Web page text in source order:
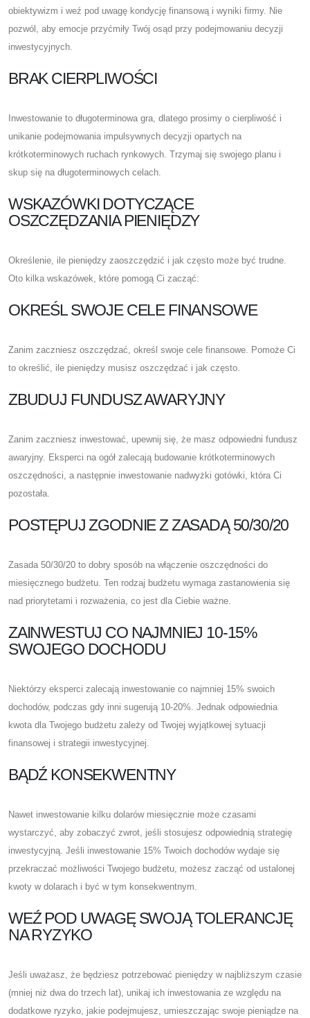
obiektywizm i weź pod uwagę kondycję finansową i wyniki firmy. Nie
pozwól, aby emocje przyćmiły Twój osąd przy podejmowaniu decyzji
inwestycyjnych.
BRAK CIERPLIWOŚCI
Inwestowanie to długoterminowa gra, dlatego prosimy o cierpliwość i
unikanie podejmowania impulsywnych decyzji opartych na
krótkoterminowych ruchach rynkowych. Trzymaj się swojego planu i
skup się na długoterminowych celach.
WSKAZÓWKI DOTYCZĄCE
OSZCZĘDZANIA PIENIĘDZY
Określenie, ile pieniędzy zaoszczędzić i jak często może być trudne.
Oto kilka wskazówek, które pomogą Ci zacząć:
OKREŚL SWOJE CELE FINANSOWE
Zanim zaczniesz oszczędzać, określ swoje cele finansowe. Pomoże Ci
to określić, ile pieniędzy musisz oszczędzać i jak często.
ZBUDUJ FUNDUSZ AWARYJNY
Zanim zaczniesz inwestować, upewnij się, że masz odpowiedni fundusz
awaryjny. Eksperci na ogół zalecają budowanie krótkoterminowych
oszczędności, a następnie inwestowanie nadwyżki gotówki, która Ci
pozostała.
POSTĘPUJ ZGODNIE Z ZASADĄ 50/30/20
Zasada 50/30/20 to dobry sposób na włączenie oszczędności do
miesięcznego budżetu. Ten rodzaj budżetu wymaga zastanowienia się
nad priorytetami i rozważenia, co jest dla Ciebie ważne.
ZAINWESTUJ CO NAJMNIEJ 10-15%
SWOJEGO DOCHODU
Niektórzy eksperci zalecają inwestowanie co najmniej 15% swoich
dochodów, podczas gdy inni sugerują 10-20%. Jednak odpowiednia
kwota dla Twojego budżetu zależy od Twojej wyjątkowej sytuacji
finansowej i strategii inwestycyjnej.
BĄDŹ KONSEKWENTNY
Nawet inwestowanie kilku dolarów miesięcznie może czasami
wystarczyć, aby zobaczyć zwrot, jeśli stosujesz odpowiednią strategię
inwestycyjną. Jeśli inwestowanie 15% Twoich dochodów wydaje się
przekraczać możliwości Twojego budżetu, możesz zacząć od ustalonej
kwoty w dolarach i być w tym konsekwentnym.
WEŹ POD UWAGĘ SWOJĄ TOLERANCJĘ
NA RYZYKO
Jeśli uważasz, że będziesz potrzebować pieniędzy w najbliższym czasie
(mniej niż dwa do trzech lat), unikaj ich inwestowania ze względu na
dodatkowe ryzyko, jakie podejmujesz, umieszczając swoje pieniądze na